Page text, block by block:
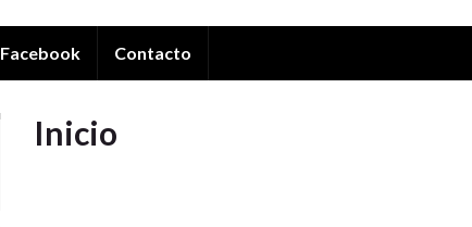
Facebook Contacto
Inicio